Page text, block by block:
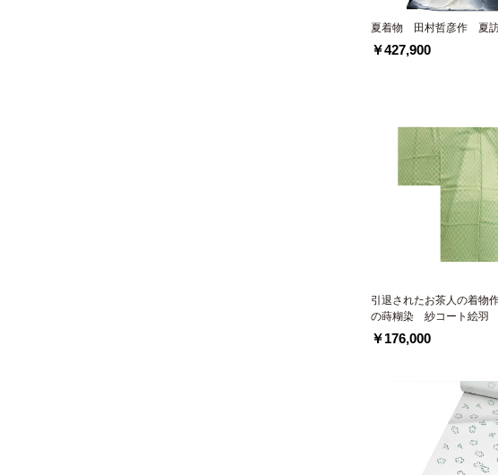
夏着物 田村哲彦作 夏訪
￥427,900
引退されたお茶人の着物
の蒔糊染 紗コート絵羽
￥176,000